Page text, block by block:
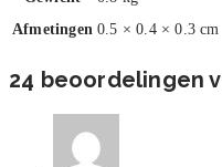
Afmetingen 0.5 × 0.4 × 0.3 cm
24 beoordelingen